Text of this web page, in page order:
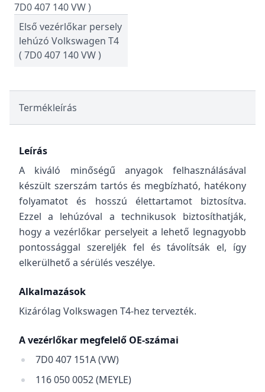
Első vezérlőkar persely
lehúzó Volkswagen T4
( 7D0 407 140 VW )
Termékleírás
Leírás
A kiváló minőségű anyagok felhasználásával
készült szerszám tartós és megbízható, hatékony
folyamatot és hosszú élettartamot biztosítva.
Ezzel a lehúzóval a technikusok biztosíthatják,
hogy a vezérlőkar perselyeit a lehető legnagyobb
pontossággal szereljék fel és távolítsák el, így
elkerülhető a sérülés veszélye.
Alkalmazások
Kizárólag Volkswagen T4-hez tervezték.
A vezérlőkar megfelelő OE-számai
7D0 407 151A (VW)
116 050 0052 (MEYLE)